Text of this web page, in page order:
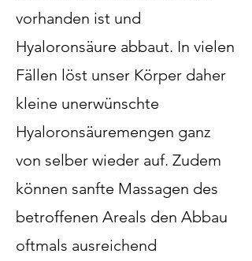
vorhanden ist und
Hyaloronsäure abbaut. In vielen
Fällen löst unser Körper daher
kleine unerwünschte
Hyaloronsäuremengen ganz
von selber wieder auf. Zudem
können sanfte Massagen des
betroffenen Areals den Abbau
oftmals ausreichend